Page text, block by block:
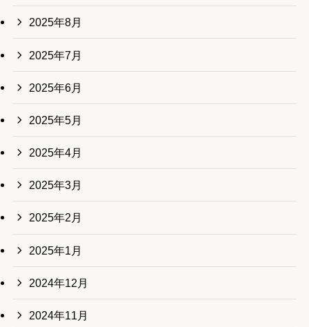
2025年8月
2025年7月
2025年6月
2025年5月
2025年4月
2025年3月
2025年2月
2025年1月
2024年12月
2024年11月